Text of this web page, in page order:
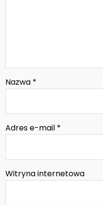
Nazwa *
Adres e-mail *
Witryna internetowa